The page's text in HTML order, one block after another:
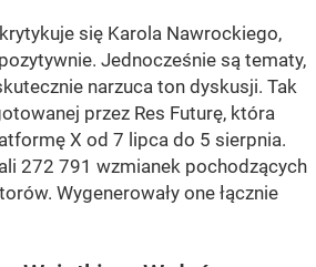
się Karola Nawrockiego,
Jednocześnie są tematy,
narzuca ton dyskusji. Tak
przez Res Futurę, która
X od 7 lipca do 5 sierpnia.
272 791 wzmianek pochodzących
Wygenerowały one łącznie